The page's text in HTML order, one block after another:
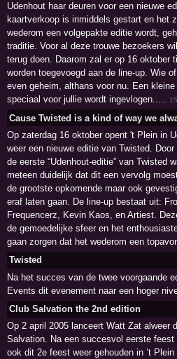
Udenhout haar deuren voor een nieuwe
kaartverkoop is inmiddels gestart en het
wederom een volgepakte editie wordt,
traditie. Voor al deze trouwe bezoekers
terug doen. Daarom zal er op 16 oktober
worden toegevoegd aan de line-up. Wie
even geheim, althans voor nu. Een
speciaal voor jullie wordt ingevlogen..... 15
Cause Twisted is a kind of way we
Op zaterdag 16 oktober opent 't Plein in
weer een nieuwe editie van Twisted.
de eerste “Udenhout-editie” van Twisted
meteen duidelijk dat dit een vervolg
de grootste opkomende maar ook
eraf laten gaan. De line-up bestaat uit:
Frequencerz, Kevin Kaos, en Artiest.
de gemoedelijke sfeer en het
gaan zorgen dat het wederom een
Twisted
Na het succes van de twee voorgaande
Events dit evenement naar een hoger
Club Salvation the 2nd edition
Op 2 april 2005 lanceert Watt Zat alweer
Salvation. Na een succesvol eerste
ook dit 2e feest weer gehouden in ’t